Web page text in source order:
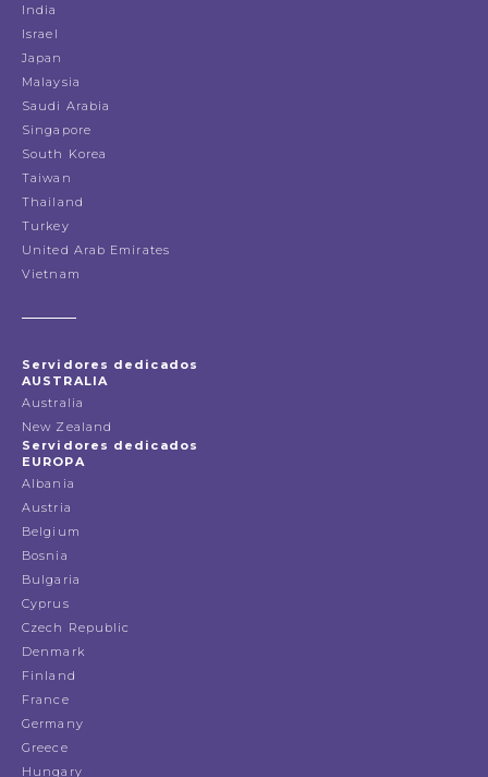
India
Israel
Japan
Malaysia
Saudi Arabia
Singapore
South Korea
Taiwan
Thailand
Turkey
United Arab Emirates
Vietnam
Servidores dedicados
AUSTRALIA
Australia
New Zealand
Servidores dedicados
EUROPA
Albania
Austria
Belgium
Bosnia
Bulgaria
Cyprus
Czech Republic
Denmark
Finland
France
Germany
Greece
Hungary